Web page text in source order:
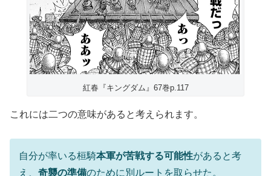
紅春『キングダム』67巻p.117
これには二つの意味があると考えられます。
自分が率いる桓騎本軍が苦戦する可能性があると考
え、 奇襲の準備のために別ルートを取らせた。